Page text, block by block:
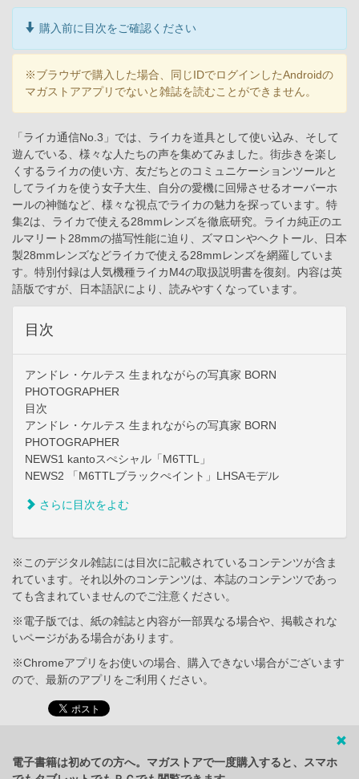
購入前に目次をご確認ください
※ブラウザで購入した場合、同じIDでログインしたAndroidの
マガストアアプリでないと雑誌を読むことができません。
「ライカ通信No.3」では、ライカを道具として使い込み、そして
遊んでいる、様々な人たちの声を集めてみました。街歩きを楽し
くするライカの使い方、友だちとのコミュニケーションツールと
してライカを使う女子大生、自分の愛機に回帰させるオーバーホ
ールの神髄など、様々な視点でライカの魅力を探っています。特
集2は、ライカで使える28mmレンズを徹底研究。ライカ純正のエ
ルマリート28mmの描写性能に迫り、ズマロンやヘクトール、日本
製28mmレンズなどライカで使える28mmレンズを網羅していま
す。特別付録は人気機種ライカM4の取扱説明書を復刻。内容は英
語版ですが、日本語訳により、読みやすくなっています。
目次
アンドレ・ケルテス 生まれながらの写真家 BORN
PHOTOGRAPHER
目次
アンドレ・ケルテス 生まれながらの写真家 BORN
PHOTOGRAPHER
NEWS1 kantoスぺシャル「M6TTL」
NEWS2 「M6TTLブラックぺイント」LHSAモデル
さらに目次をよむ
※このデジタル雑誌には目次に記載されているコンテンツが含ま
れています。それ以外のコンテンツは、本誌のコンテンツであっ
ても含まれていませんのでご注意ください。
※電子版では、紙の雑誌と内容が一部異なる場合や、掲載されな
いページがある場合があります。
※Chromeアプリをお使いの場合、購入できない場合がございます
ので、最新のアプリをご利用ください。
電子書籍は初めての方へ。マガストアで一度購入すると、スマホ